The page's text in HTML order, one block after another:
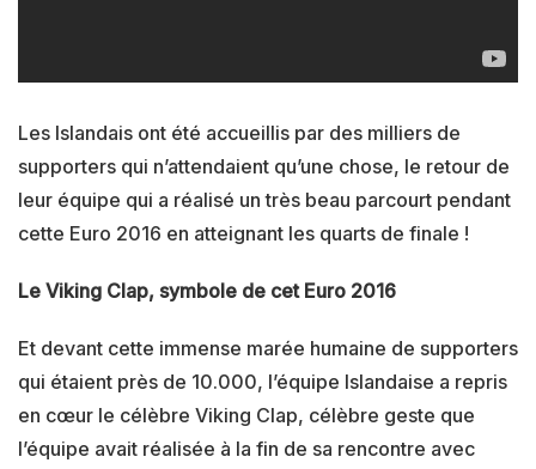
Les Islandais ont été accueillis par des milliers de
supporters qui n’attendaient qu’une chose, le retour de
leur équipe qui a réalisé un très beau parcourt pendant
cette Euro 2016 en atteignant les quarts de finale !
Le Viking Clap, symbole de cet Euro 2016
Et devant cette immense marée humaine de supporters
qui étaient près de 10.000, l’équipe Islandaise a repris
en cœur le célèbre Viking Clap, célèbre geste que
l’équipe avait réalisée à la fin de sa rencontre avec